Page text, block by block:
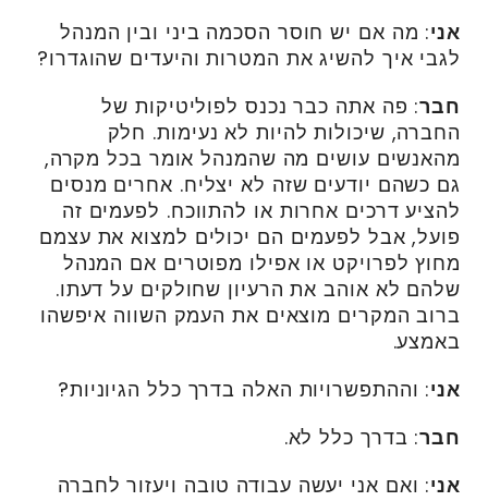
אני: מה אם יש חוסר הסכמה ביני ובין המנהל
לגבי איך להשיג את המטרות והיעדים שהוגדרו?
חבר: פה אתה כבר נכנס לפוליטיקות של
החברה, שיכולות להיות לא נעימות. חלק
מהאנשים עושים מה שהמנהל אומר בכל מקרה,
גם כשהם יודעים שזה לא יצליח. אחרים מנסים
להציע דרכים אחרות או להתווכח. לפעמים זה
פועל, אבל לפעמים הם יכולים למצוא את עצמם
מחוץ לפרויקט או אפילו מפוטרים אם המנהל
שלהם לא אוהב את הרעיון שחולקים על דעתו.
ברוב המקרים מוצאים את העמק השווה איפשהו
באמצע.
אני: וההתפשרויות האלה בדרך כלל הגיוניות?
חבר: בדרך כלל לא.
אני: ואם אני יעשה עבודה טובה ויעזור לחברה